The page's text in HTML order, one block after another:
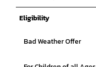
Eligibility
Bad Weather Offer